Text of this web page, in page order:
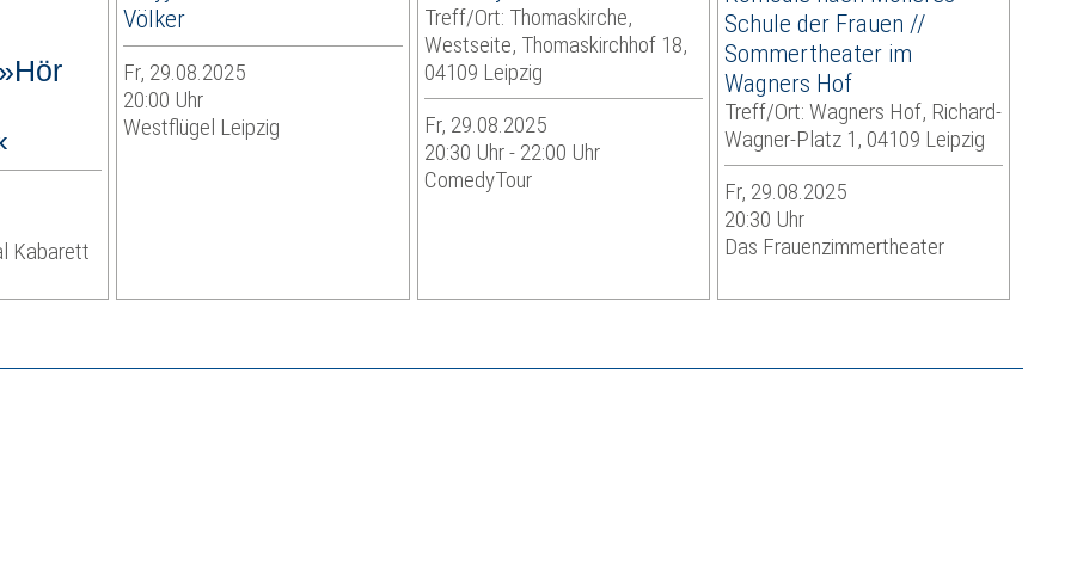
Kabarett
Völker
Fr, 29.08.2025
20:00 Uhr
Westflügel Leipzig
Treff/Ort: Thomaskirche,
Westseite, Thomaskirchhof 18,
04109 Leipzig
Fr, 29.08.2025
20:30 Uhr - 22:00 Uhr
ComedyTour
Schule der Frauen //
Sommertheater im
Wagners Hof
Treff/Ort: Wagners Hof, Richard-
Wagner-Platz 1, 04109 Leipzig
Fr, 29.08.2025
20:30 Uhr
Das Frauenzimmertheater